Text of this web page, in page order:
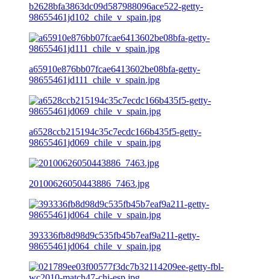
b2628bfa3863dc09d587988096ace522-getty-
98655461jd102_chile_v_spain.jpg
a65910e876bb07fcae6413602be08bfa-getty-
98655461jd111_chile_v_spain.jpg
a6528ccb215194c35c7ecdc166b435f5-getty-
98655461jd069_chile_v_spain.jpg
20100626050443886_7463.jpg
393336fb8d98d9c535fb45b7eaf9a211-getty-
98655461jd064_chile_v_spain.jpg